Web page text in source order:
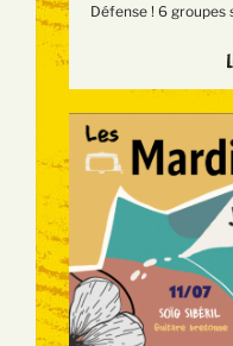
Défense ! 6